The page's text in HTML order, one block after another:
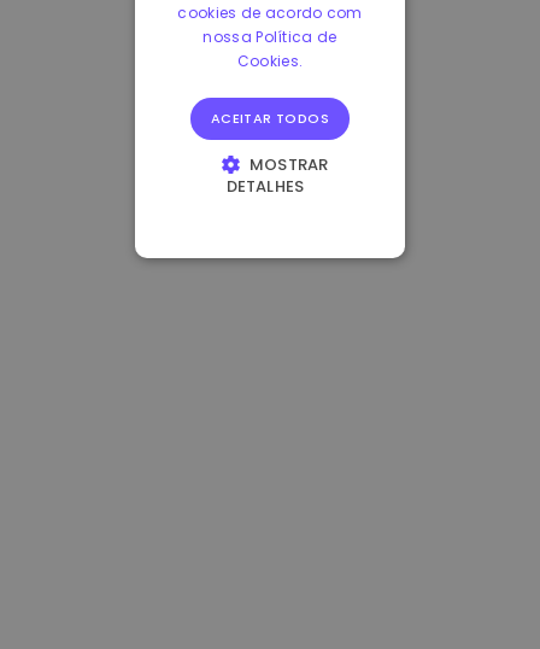
cookies de acordo com
nossa Política de
Cookies.
ACEITAR TODOS
MOSTRAR
DETALHES